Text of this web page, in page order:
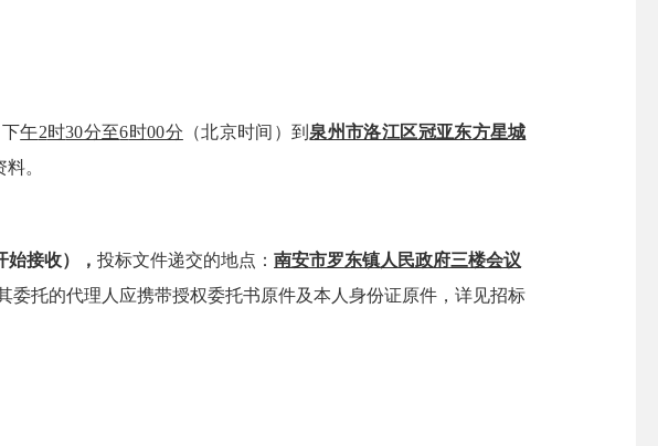
下午2时30分至6时00分 （北京时间）到 泉州市洛江区冠亚东方星城
。
始接收）， 投标文件递交的地点： 南安市罗东镇人民政府三楼会议
委托的代理人应携带授权委托书原件及本人身份证原件， 详见招标